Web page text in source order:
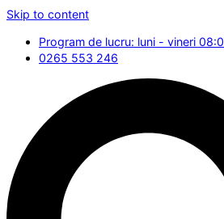
Skip to content
Program de lucru: luni - vineri
0265 553 246